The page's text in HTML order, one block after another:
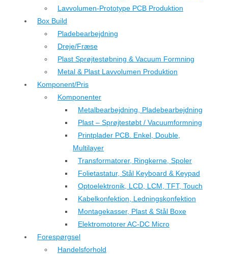
Lavvolumen-Prototype PCB Produktion
Box Build
Pladebearbejdning
Dreje/Fræse
Plast Sprøjtestøbning & Vacuum Formning
Metal & Plast Lavvolumen Produktion
Komponent/Pris
Komponenter
Metalbearbejdning, Pladebearbejdning
Plast – Sprøjtestøbt / Vacuumformning
Printplader PCB. Enkel, Double,
Multilayer
Transformatorer, Ringkerne, Spoler
Folietastatur, Stål Keyboard & Keypad
Optoelektronik, LCD, LCM, TFT, Touch
Kabelkonfektion, Ledningskonfektion
Montagekasser, Plast & Stål Boxe
Elektromotorer AC-DC Micro
Forespørgsel
Handelsforhold